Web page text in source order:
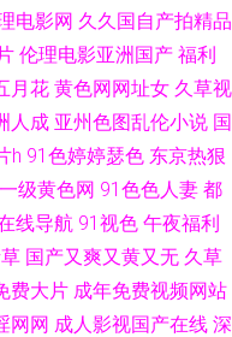
牛 肏屄国内 国产精品久久免
四虎成人欧美日韩 91传媒电
九一 午夜剧场福利社 91丝袜在
传媒 欧美日韩性爱悠悠 91精
电影网 久久国自产拍精品
伦理电影亚洲国产 福利
月花 黄色网网址女 久草视
人成 亚州色图乱伦小说 国
h 91色婷婷瑟色 东京热狠
一级黄色网 91色色人妻 都
线导航 91视色 午夜福利
国产又爽又黄又无 久草
费大片 成年免费视频网站
网网 成人影视国产在线 深